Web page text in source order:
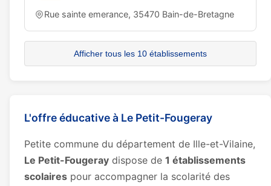
Rue sainte emerance, 35470 Bain-de-Bretagne
Afficher tous les 10 établissements
L'offre éducative à Le Petit-Fougeray
Petite commune du département de Ille-et-Vilaine,
Le Petit-Fougeray dispose de 1 établissements
scolaires pour accompagner la scolarité des